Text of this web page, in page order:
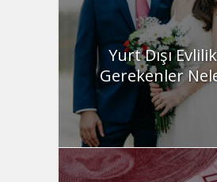
Yurt Dışı
Gerekenler